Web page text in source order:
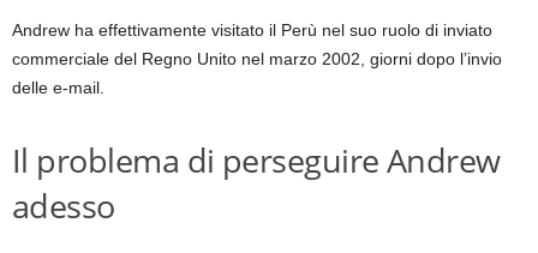
Andrew ha effettivamente visitato il Perù nel suo ruolo di inviato
commerciale del Regno Unito nel marzo 2002, giorni dopo l’invio
delle e-mail.
Il problema di perseguire Andrew
adesso